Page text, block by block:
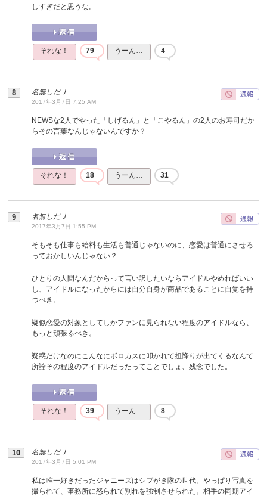
しすぎだと思うな。
それな！ 79 うーん… 4
名無しだＪ
2017年3月7日 7:25 AM
NEWSな2人でやった「しげるん」と「こやるん」の2人のお寿司だか
らその言葉なんじゃないんですか？
それな！ 18 うーん… 31
名無しだＪ
2017年3月7日 1:55 PM
そもそも仕事も給料も生活も普通じゃないのに、恋愛は普通にさせろ
っておかしいんじゃない？
ひとりの人間なんだからって言い訳したいならアイドルやめればいい
し、アイドルになったからには自分自身が商品であることに自覚を持
つべき。
疑似恋愛の対象としてしかファンに見られない程度のアイドルなら、
もっと頑張るべき。
疑惑だけなのにこんなにボロカスに叩かれて担降りが出てくるなんて
所詮その程度のアイドルだったってことでしょ、残念でした。
それな！ 39 うーん… 8
名無しだＪ
2017年3月7日 5:01 PM
私は唯一好きだったジャニーズはシブがき隊の世代。やっぱり写真を
撮られて、事務所に怒られて別れを強制させられた。相手の同期アイ